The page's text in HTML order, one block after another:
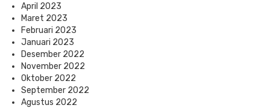
April 2023
Maret 2023
Februari 2023
Januari 2023
Desember 2022
November 2022
Oktober 2022
September 2022
Agustus 2022